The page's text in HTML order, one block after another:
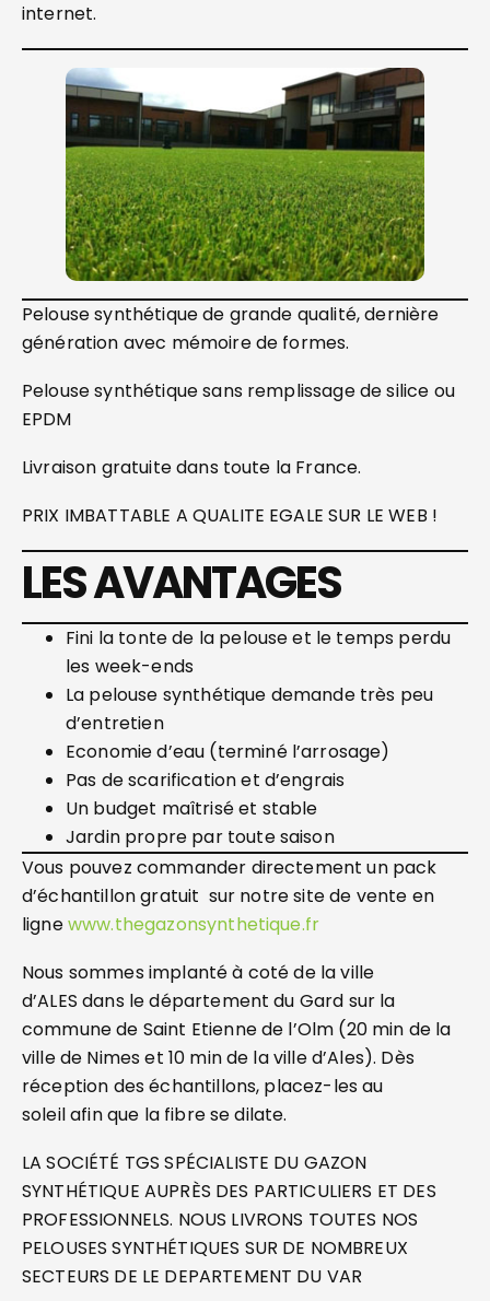
internet.
Pelouse synthétique de grande qualité, dernière
génération avec mémoire de formes.
Pelouse synthétique sans remplissage de silice ou
EPDM
Livraison gratuite dans toute la France.
PRIX IMBATTABLE A QUALITE EGALE SUR LE WEB !
LES AVANTAGES
Fini la tonte de la pelouse et le temps perdu
les week-ends
La pelouse synthétique demande très peu
d’entretien
Economie d’eau (terminé l’arrosage)
Pas de scarification et d’engrais
Un budget maîtrisé et stable
Jardin propre par toute saison
Vous pouvez commander directement un pack
d’échantillon gratuit sur notre site de vente en
lignewww.thegazonsynthetique.fr
Nous sommes implanté à coté de la ville
d’ALES dans le département du Gard sur la
commune de Saint Etienne de l’Olm (20 min de la
ville de Nimes et 10 min de la ville d’Ales). Dès
réception des échantillons, placez-les au
soleil afin que la fibre se dilate.
LA SOCIÉTÉ TGS SPÉCIALISTE DU GAZON
SYNTHÉTIQUE AUPRÈS DES PARTICULIERS ET DES
PROFESSIONNELS. NOUS LIVRONS TOUTES NOS
PELOUSES SYNTHÉTIQUES SUR DE NOMBREUX
SECTEURS DE LE DEPARTEMENT DU VAR